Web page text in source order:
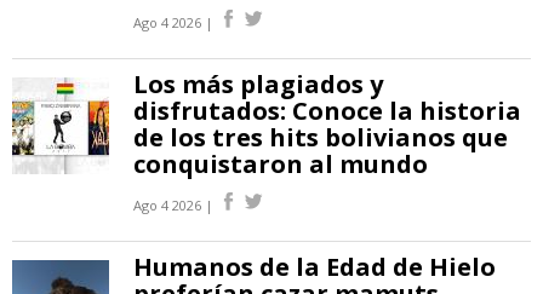
Ago 4 2026 |
Los más plagiados y
disfrutados: Conoce la historia
de los tres hits bolivianos que
conquistaron al mundo
Ago 4 2026 |
Humanos de la Edad de Hielo